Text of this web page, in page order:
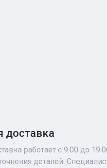
доставка
работает с 9.00 до
деталей.